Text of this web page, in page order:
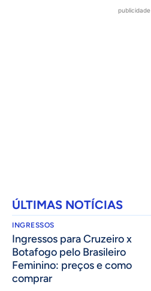
publicidade
ÚLTIMAS NOTÍCIAS
INGRESSOS
Ingressos para Cruzeiro x
Botafogo pelo Brasileiro
Feminino: preços e como
comprar